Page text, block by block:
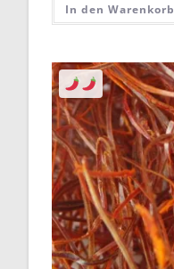
In den Warenkorb